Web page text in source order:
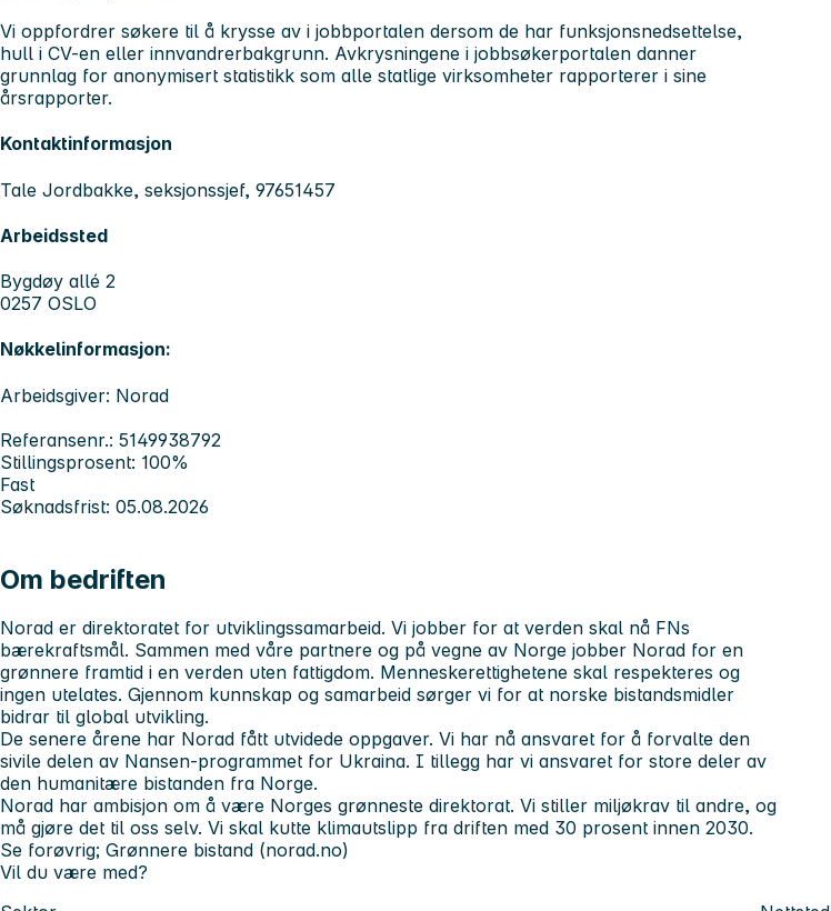
Vi oppfordrer søkere til å krysse av i jobbportalen dersom de har funksjonsnedsettelse,
hull i CV-en eller innvandrerbakgrunn. Avkrysningene i jobbsøkerportalen danner
grunnlag for anonymisert statistikk som alle statlige virksomheter rapporterer i sine
årsrapporter.
Kontaktinformasjon
Tale Jordbakke, seksjonssjef, 97651457
Arbeidssted
Bygdøy allé 2
0257 OSLO
Nøkkelinformasjon:
Arbeidsgiver: Norad
Referansenr.: 5149938792
Stillingsprosent: 100%
Fast
Søknadsfrist: 05.08.2026
Om bedriften
Norad er direktoratet for utviklingssamarbeid. Vi jobber for at verden skal nå FNs
bærekraftsmål. Sammen med våre partnere og på vegne av Norge jobber Norad for en
grønnere framtid i en verden uten fattigdom. Menneskerettighetene skal respekteres og
ingen utelates. Gjennom kunnskap og samarbeid sørger vi for at norske bistandsmidler
bidrar til global utvikling.
De senere årene har Norad fått utvidede oppgaver. Vi har nå ansvaret for å forvalte den
sivile delen av Nansen-programmet for Ukraina. I tillegg har vi ansvaret for store deler av
den humanitære bistanden fra Norge.
Norad har ambisjon om å være Norges grønneste direktorat. Vi stiller miljøkrav til andre, og
må gjøre det til oss selv. Vi skal kutte klimautslipp fra driften med 30 prosent innen 2030.
Se forøvrig; Grønnere bistand (norad.no)
Vil du være med?